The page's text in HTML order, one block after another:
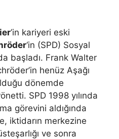
’in kariyeri eski
‘in (SPD) Sosyal
başladı. Frank Walter
henüz Aşağı
dönemde
SPD 1998 yılında
görevini aldığında
iktidarın merkezine
ve sonra